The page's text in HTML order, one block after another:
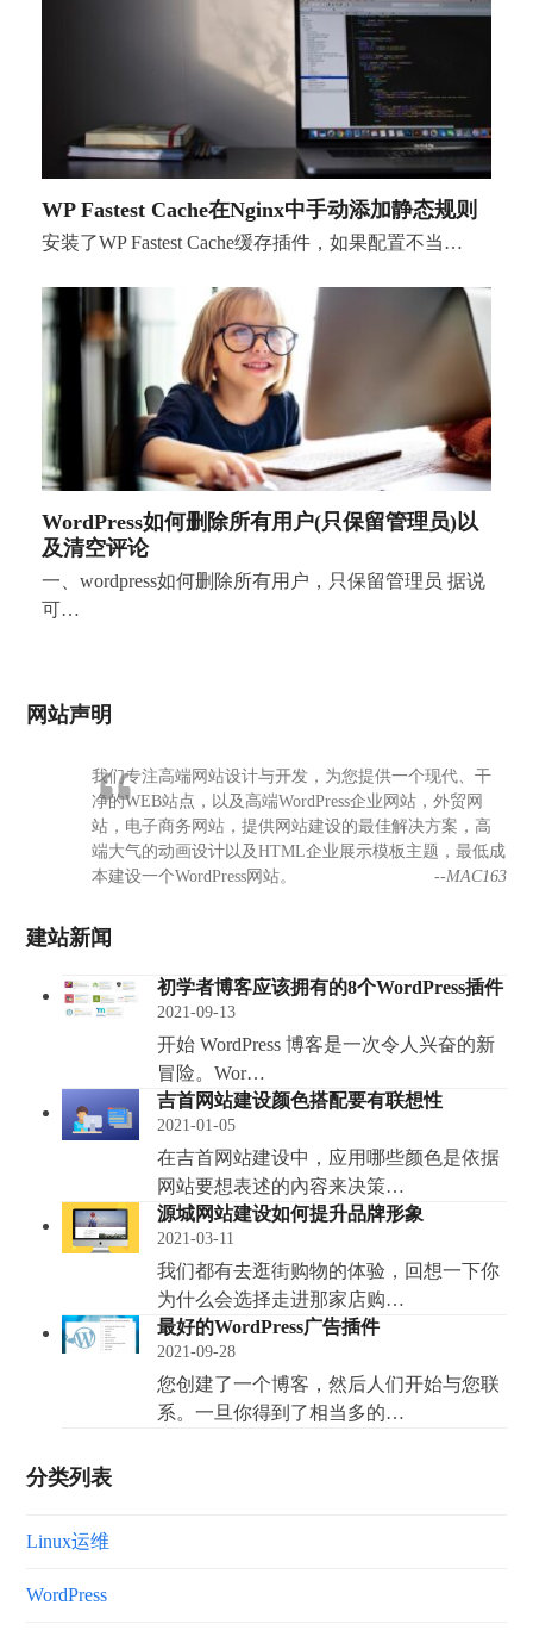
WP Fastest Cache在Nginx中手动添加静态规则
安装了WP Fastest Cache缓存插件，如果配置不当…
WordPress如何删除所有用户(只保留管理员)以
及清空评论
一、wordpress如何删除所有用户，只保留管理员 据说
可…
网站声明
我们专注高端网站设计与开发，为您提供一个现代、干
净的WEB站点，以及高端WordPress企业网站，外贸网
站，电子商务网站，提供网站建设的最佳解决方案，高
端大气的动画设计以及HTML企业展示模板主题，最低成
本建设一个WordPress网站。
--MAC163
建站新闻
初学者博客应该拥有的8个WordPress插件
2021-09-13
开始 WordPress 博客是一次令人兴奋的新
冒险。Wor…
吉首网站建设颜色搭配要有联想性
2021-01-05
在吉首网站建设中，应用哪些颜色是依据
网站要想表述的內容来决策…
源城网站建设如何提升品牌形象
2021-03-11
我们都有去逛街购物的体验，回想一下你
为什么会选择走进那家店购…
最好的WordPress广告插件
2021-09-28
您创建了一个博客，然后人们开始与您联
系。一旦你得到了相当多的…
分类列表
Linux运维
WordPress